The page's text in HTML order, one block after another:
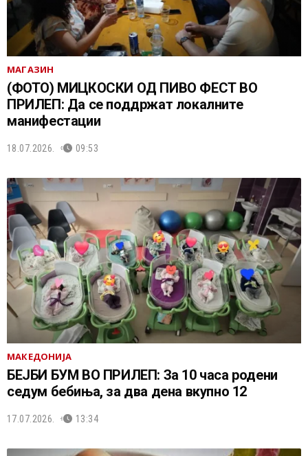
МАГАЗИН
(ФОТО) МИЦКОСКИ ОД ПИВО ФЕСТ ВО
ПРИЛЕП: Да се поддржат локалните
манифестации
18.07.2026. 09:53
МАКЕДОНИЈА
БЕЈБИ БУМ ВО ПРИЛЕП: За 10 часа родени
седум бебиња, за два дена вкупно 12
17.07.2026. 13:34